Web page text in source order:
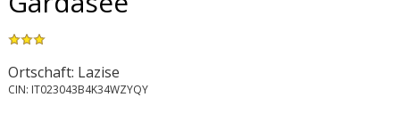
Ortschaft: Lazise
CIN: IT023043B4K34WZYQY